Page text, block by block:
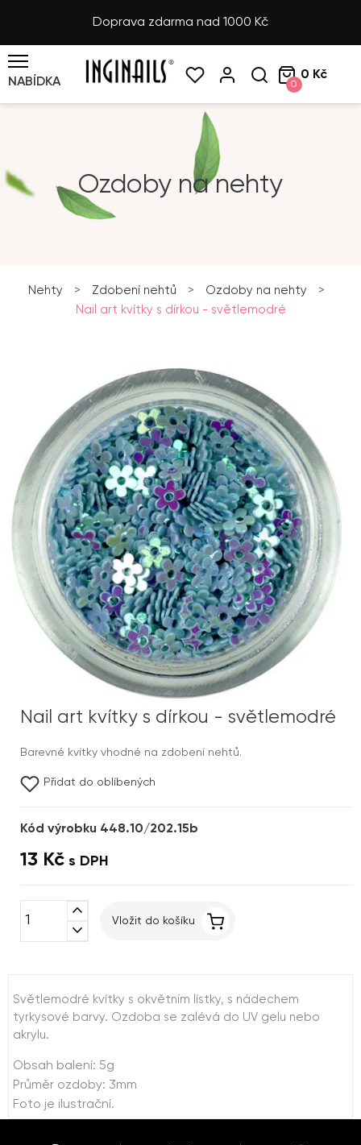
Doprava zdarma nad 1000 Kč
NABÍDKA 0
0 Kč
Ozdoby na nehty
Nehty > Zdobení nehtů > Ozdoby na nehty
>
Nail art kvítky s dírkou - světlemodré
Nail art kvítky s dírkou - světlemodré
Barevné kvítky vhodné na zdobení nehtů.
Přidat do oblíbených
Kód výrobku 448.10/202.15b
13 Kč s DPH
expand_less
expand_more
Vložit do košíku
Světlemodré kvítky s okvětním lístky, s nádechem
tyrkysové barvy. Ozdoba se zalévá do UV gelu nebo
akrylu.
Obsah balení: 5g
Průměr ozdoby: 3mm
Foto je ilustrační.